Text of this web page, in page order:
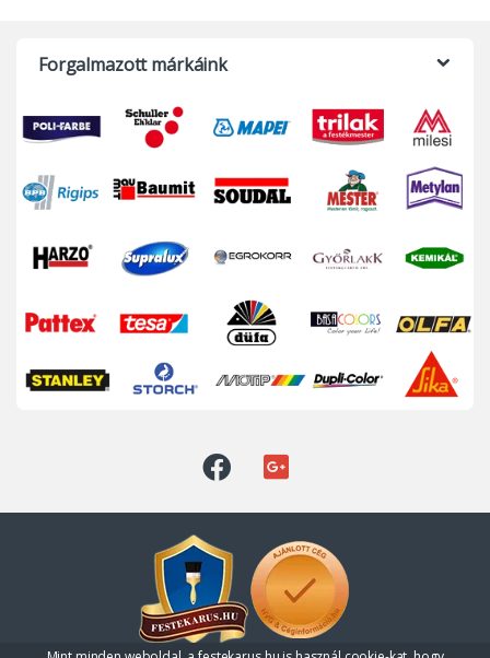
Forgalmazott márkáink